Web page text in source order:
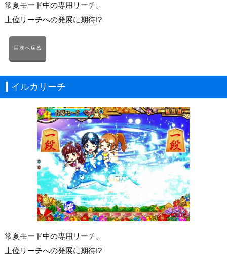
常夏モード中の専用リーチ。
上位リーチへの発展に期待!?
目次へ戻る
イルカリーチ
常夏モード中の専用リーチ。
上位リーチへの発展に期待!?